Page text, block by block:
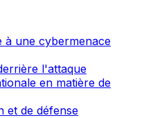
à une cybermenace
l'attaque
en matière de
et de défense